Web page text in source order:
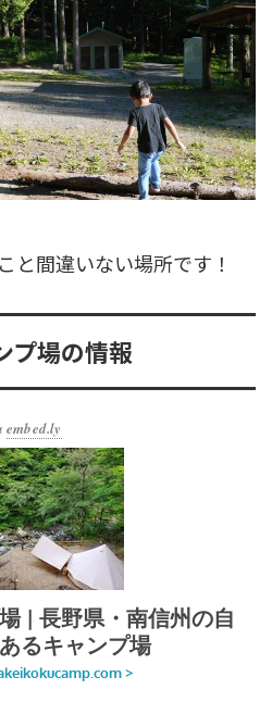
と間違いない場所です！
プ場の情報